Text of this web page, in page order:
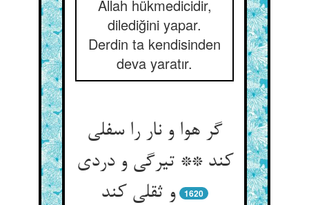
Allah hükmedicidir,
dilediğini yapar.
Derdin ta kendisinden
deva yaratır.
گر هوا و نار را سفلی
کند ** تیرگی و دردی
و ثقلی کند
1620